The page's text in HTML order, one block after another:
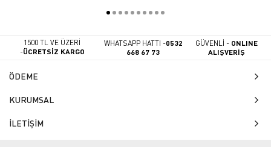
1500 TL VE ÜZERİ
-ÜCRETSİZ KARGO
WHATSAPP HATTI -0532
668 67 73
GÜVENLİ - ONLINE
ALIŞVERİŞ
ÖDEME
KURUMSAL
İLETİŞİM